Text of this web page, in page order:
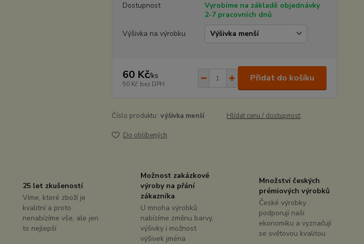
Dostupnost
Vyrobíme na základě objednávky
2-7 pracovních dnů
Výšivka na výrobku
60 Kč/ks
50 Kč bez DPH
Přidat do košíku
Číslo produktu: výšivka menší Hlídat cenu / dostupnost
Do oblíbených
25 let zkušeností
Víme, které zboží je
kvalitní a proto
nenabízíme vše, ale jen
to nejlepší
Možnost zakázkové
výroby na přání
zákazníka
U mnoha výrobků
nabízíme změnu barvy,
výšivky i možnost
výšivek jména
Množství českých
prémiových výrobků
České výrobky
podporují naši
ekonomiku a vyznačují
se světovou kvalitou